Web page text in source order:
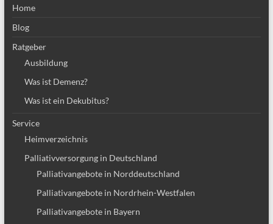
Home
Blog
Ratgeber
Ausbildung
Was ist Demenz?
Was ist ein Dekubitus?
Service
Heimverzeichnis
Palliativversorgung in Deutschland
Palliativangebote in Norddeutschland
Palliativangebote in Nordrhein-Westfalen
Palliativangebote in Bayern